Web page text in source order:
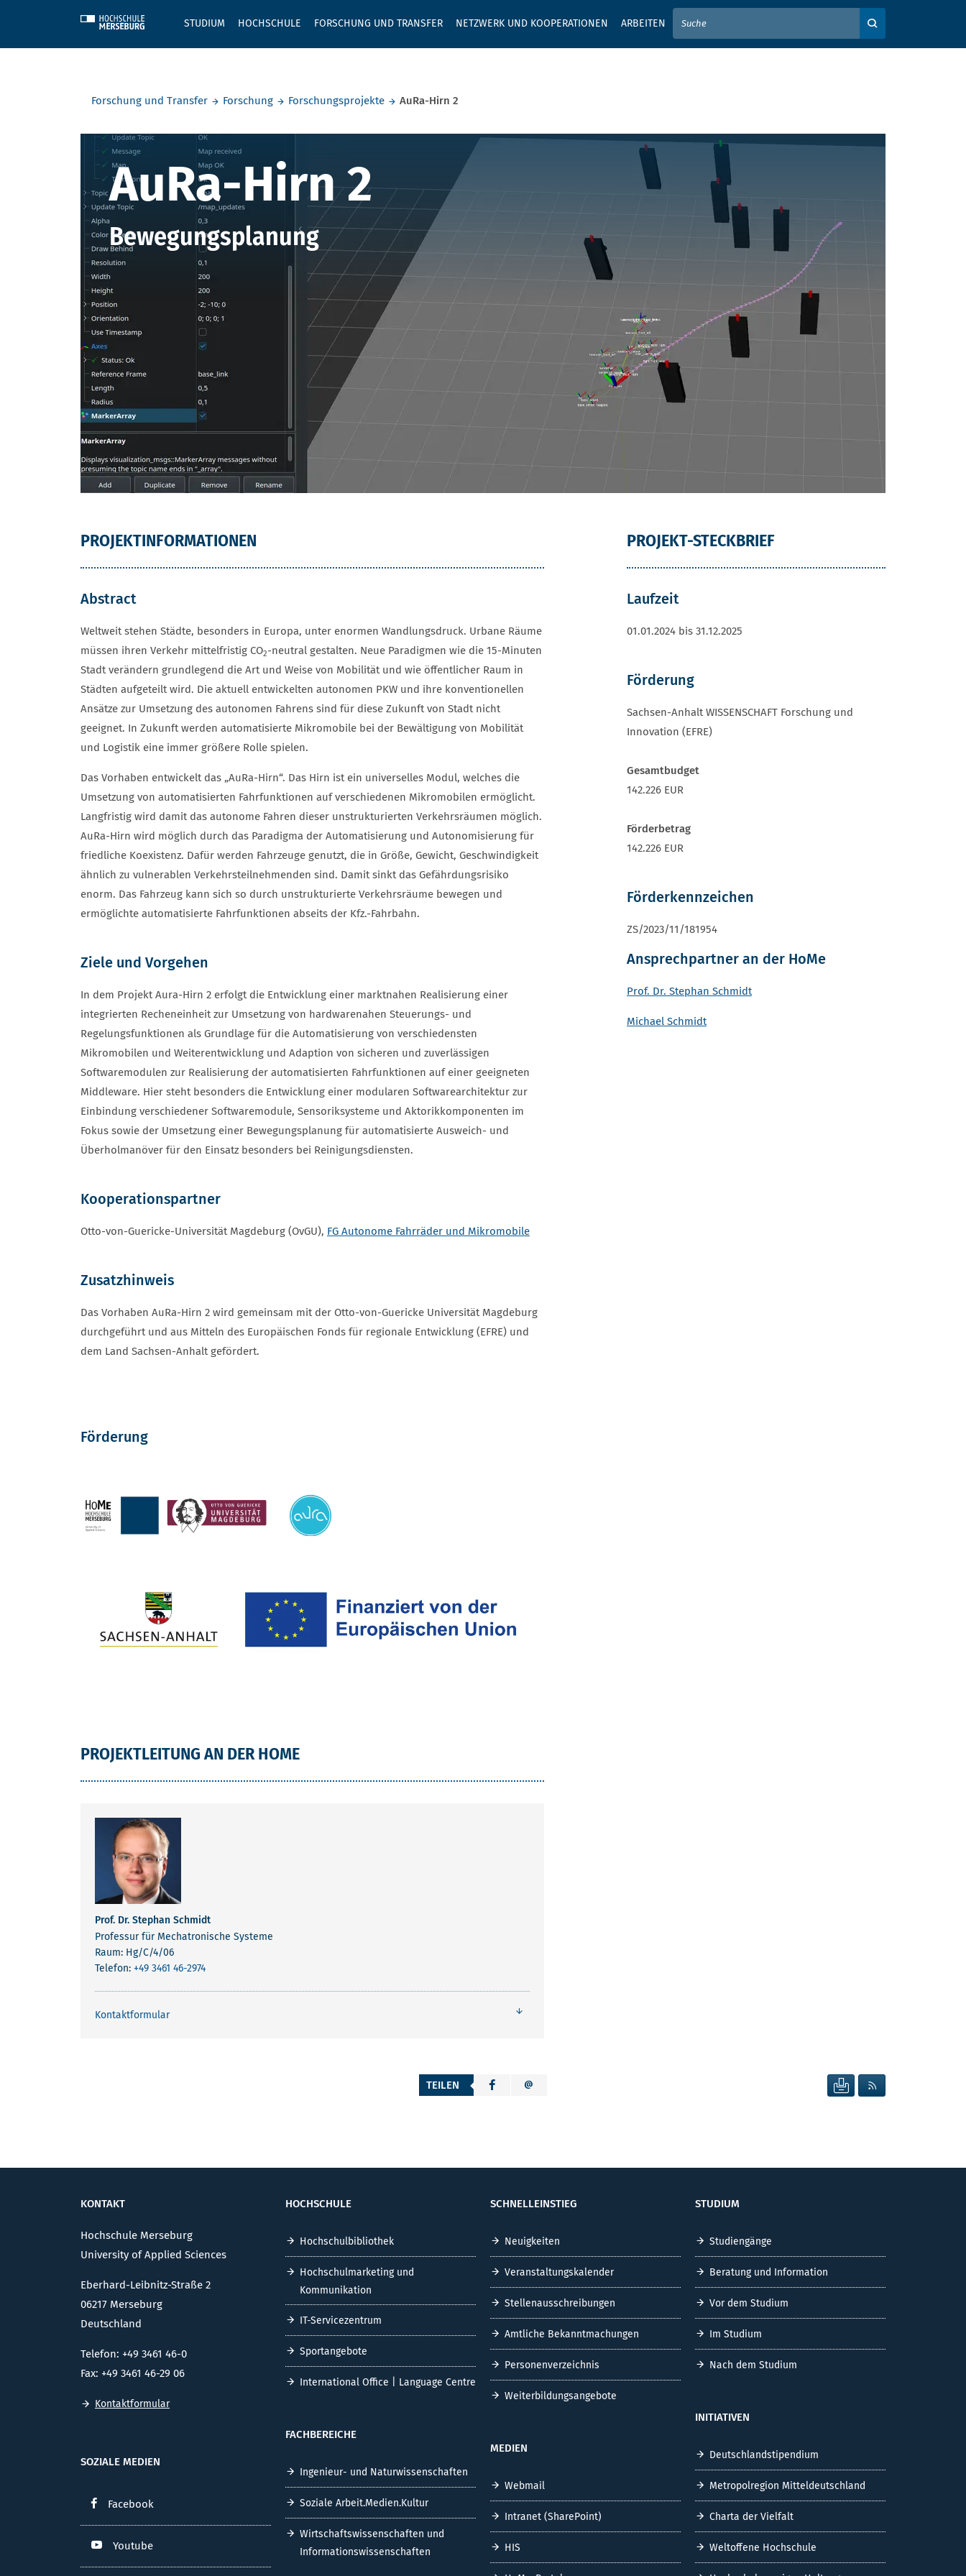
STUDIUM HOCHSCHULE FORSCHUNG UND TRANSFER NETZWERK UND KOOPERATIONEN ARBEITEN
GEBEN SIE HIER IHREN SUCHBEGRIFF EIN
Forschung und Transfer
Forschung Forschungsprojekte AuRa-Hirn 2
AuRa-Hirn 2
AuRa-Hirn 2
Bewegungsplanung
PROJEKTINFORMATIONEN
Abstract
Weltweit stehen Städte, besonders in Europa, unter enormen Wandlungsdruck. Urbane Räume
müssen ihren Verkehr mittelfristig CO2-neutral gestalten. Neue Paradigmen wie die 15-Minuten
Stadt verändern grundlegend die Art und Weise von Mobilität und wie öffentlicher Raum in
Städten aufgeteilt wird. Die aktuell entwickelten autonomen PKW und ihre konventionellen
Ansätze zur Umsetzung des autonomen Fahrens sind für diese Zukunft von Stadt nicht
geeignet. In Zukunft werden automatisierte Mikromobile bei der Bewältigung von Mobilität
und Logistik eine immer größere Rolle spielen.
Das Vorhaben entwickelt das „AuRa-Hirn“. Das Hirn ist ein universelles Modul, welches die
Umsetzung von automatisierten Fahrfunktionen auf verschiedenen Mikromobilen ermöglicht.
Langfristig wird damit das autonome Fahren dieser unstrukturierten Verkehrsräumen möglich.
AuRa-Hirn wird möglich durch das Paradigma der Automatisierung und Autonomisierung für
friedliche Koexistenz. Dafür werden Fahrzeuge genutzt, die in Größe, Gewicht, Geschwindigkeit
ähnlich zu vulnerablen Verkehrsteilnehmenden sind. Damit sinkt das Gefährdungsrisiko
enorm. Das Fahrzeug kann sich so durch unstrukturierte Verkehrsräume bewegen und
ermöglichte automatisierte Fahrfunktionen abseits der Kfz.-Fahrbahn.
Ziele und Vorgehen
In dem Projekt Aura-Hirn 2 erfolgt die Entwicklung einer marktnahen Realisierung einer
integrierten Recheneinheit zur Umsetzung von hardwarenahen Steuerungs- und
Regelungsfunktionen als Grundlage für die Automatisierung von verschiedensten
Mikromobilen und Weiterentwicklung und Adaption von sicheren und zuverlässigen
Softwaremodulen zur Realisierung der automatisierten Fahrfunktionen auf einer geeigneten
Middleware. Hier steht besonders die Entwicklung einer modularen Softwarearchitektur zur
Einbindung verschiedener Softwaremodule, Sensoriksysteme und Aktorikkomponenten im
Fokus sowie der Umsetzung einer Bewegungsplanung für automatisierte Ausweich- und
Überholmanöver für den Einsatz besonders bei Reinigungsdiensten.
Kooperationspartner
Otto-von-Guericke-Universität Magdeburg (OvGU), FG Autonome Fahrräder und Mikromobile
Zusatzhinweis
Das Vorhaben AuRa-Hirn 2 wird gemeinsam mit der Otto-von-Guericke Universität Magdeburg
durchgeführt und aus Mitteln des Europäischen Fonds für regionale Entwicklung (EFRE) und
dem Land Sachsen-Anhalt gefördert.
Förderung
PROJEKTLEITUNG AN DER HOME
Prof. Dr. Stephan Schmidt
Professur für Mechatronische Systeme
Raum: Hg/C/4/06
Telefon: +49 3461 46-2974
Kontaktformular
PROJEKT-STECKBRIEF
Laufzeit
01.01.2024 bis 31.12.2025
Förderung
Sachsen-Anhalt WISSENSCHAFT Forschung und
Innovation (EFRE)
Gesamtbudget
142.226 EUR
Förderbetrag
142.226 EUR
Förderkennzeichen
ZS/2023/11/181954
Ansprechpartner an der HoMe
Prof. Dr. Stephan Schmidt
Michael Schmidt
TEILEN SEITE DRUCKEN
KONTAKT
Hochschule Merseburg
University of Applied Sciences
Eberhard-Leibnitz-Straße 2
06217 Merseburg
Deutschland
Telefon: +49 3461 46-0
Fax: +49 3461 46-29 06
Kontaktformular
SOZIALE MEDIEN
Facebook
Youtube
HOCHSCHULE
Hochschulbibliothek
Hochschulmarketing und
Kommunikation
IT-Servicezentrum
Sportangebote
International Office | Language Centre
FACHBEREICHE
Ingenieur- und Naturwissenschaften
Soziale Arbeit.Medien.Kultur
Wirtschaftswissenschaften und
Informationswissenschaften
SCHNELLEINSTIEG
Neuigkeiten
Veranstaltungskalender
Stellenausschreibungen
Amtliche Bekanntmachungen
Personenverzeichnis
Weiterbildungsangebote
MEDIEN
Webmail
Intranet (SharePoint)
HIS
STUDIUM
Studiengänge
Beratung und Information
Vor dem Studium
Im Studium
Nach dem Studium
INITIATIVEN
Deutschlandstipendium
Metropolregion Mitteldeutschland
Charta der Vielfalt
Weltoffene Hochschule